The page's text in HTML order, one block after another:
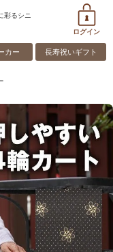
彩るシニ
ログイン
カー 長寿祝いギフト